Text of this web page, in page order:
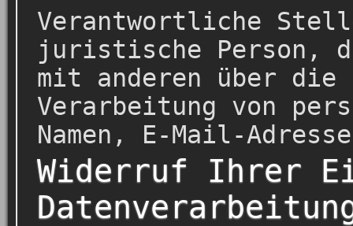
Verantwortliche
juristische Person,
mit anderen über die
Verarbeitung von
Namen, E-Mail-
Widerruf Ihrer